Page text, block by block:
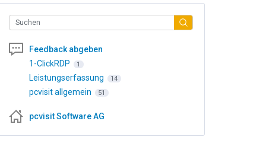
Suchen
Feedback abgeben
1-ClickRDP
1
Leistungserfassung 14
pcvisit allgemein 51
pcvisit Software AG